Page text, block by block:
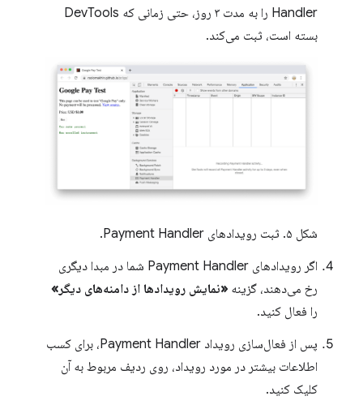
Handler را به مدت ۳ روز، حتی زمانی که DevTools
بسته است، ثبت می‌کند.
شکل ۵. ثبت رویدادهای Payment Handler.
اگر رویدادهای Payment Handler شما در مبدا دیگری
رخ می‌دهند، گزینه «نمایش رویدادها از دامنه‌های دیگر»
را فعال کنید.
پس از فعال‌سازی رویداد Payment Handler، برای کسب
اطلاعات بیشتر در مورد رویداد، روی ردیف مربوط به آن
کلیک کنید.